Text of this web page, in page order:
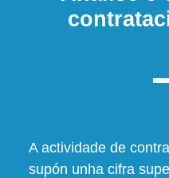
A actividade de
supón unha cifra